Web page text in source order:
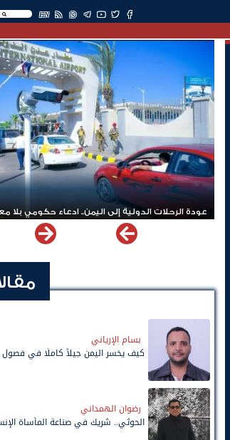
EN
عودة الرحلات الدولية إلى اليمن.. ادعاء حكومي بلا
بسام الإرياني
كيف يخسر اليمن جيلاً كاملًا في فصول
رضوان الهمداني
الحوثي.. شريك في صناعة المأساة